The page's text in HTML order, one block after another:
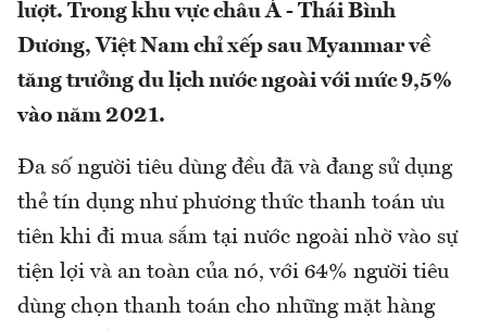
lượt. Trong khu vực châu Á - Thái Bình
Dương, Việt Nam chỉ xếp sau Myanmar về
tăng trưởng du lịch nước ngoài với mức 9,5%
vào năm 2021.
Đa số người tiêu dùng đều đã và đang sử dụng
thẻ tín dụng như phương thức thanh toán ưu
tiên khi đi mua sắm tại nước ngoài nhờ vào sự
tiện lợi và an toàn của nó, với 64% người tiêu
dùng chọn thanh toán cho những mặt hàng